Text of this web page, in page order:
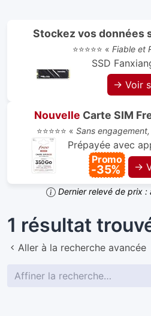
Stockez vos données
⭐⭐⭐⭐⭐ « Fiable et
SSD
→ Voir
Nouvelle Carte SIM
⭐⭐⭐⭐⭐ « Sans
Prépayée avec
Promo
-35% →
Dernier relevé de prix :
1 résultat
Aller à la recherche avancée